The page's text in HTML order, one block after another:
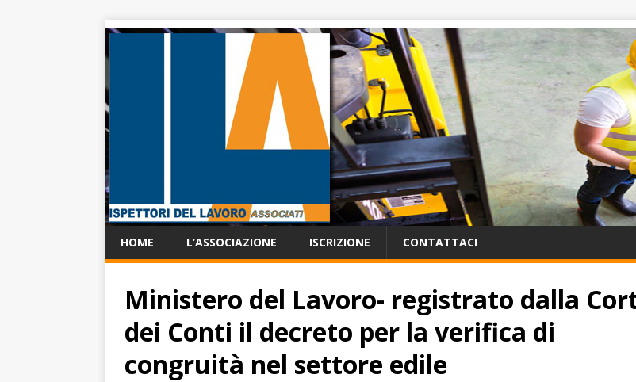
HOME L’ASSOCIAZIONE ISCRIZIONE CONTATTACI
Ministero del Lavoro- registrato dalla
dei Conti il decreto per la verifica di
congruità nel settore edile